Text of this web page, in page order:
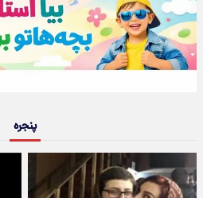
پنجره